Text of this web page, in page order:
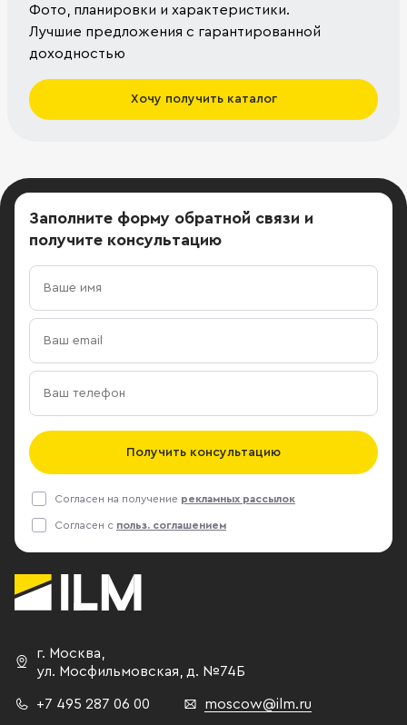
Фото, планировки и характеристики.
Лучшие предложения с гарантированной
доходностью
Хочу получить каталог
Заполните форму обратной связи и
получите консультацию
Получить консультацию
Согласен на получение рекламных рассылок
Согласен с польз. соглашением
г. Москва,
ул. Мосфильмовская, д. №74Б
+7 495 287 06 00 moscow@ilm.ru